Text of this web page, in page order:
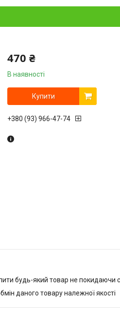
470 ₴
В наявності
Купити
+380 (93) 966-47-74
будь-який товар не покидаючи
даного товару належної якості